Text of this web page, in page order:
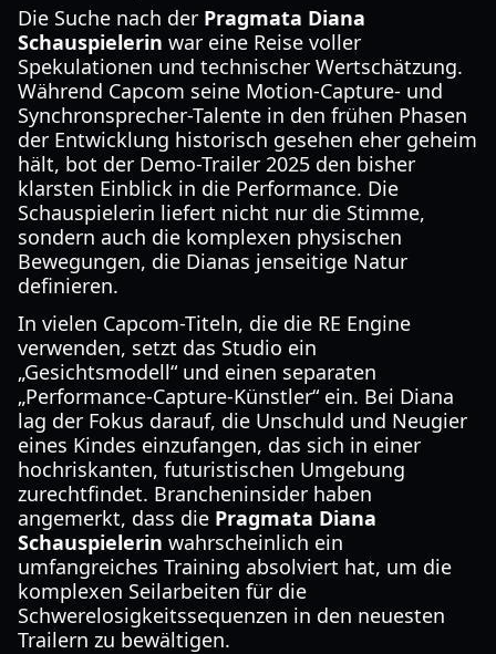
Die Suche nach der Pragmata Diana
Schauspielerin war eine Reise voller
Spekulationen und technischer Wertschätzung.
Während Capcom seine Motion-Capture- und
Synchronsprecher-Talente in den frühen Phasen
der Entwicklung historisch gesehen eher geheim
hält, bot der Demo-Trailer 2025 den bisher
klarsten Einblick in die Performance. Die
Schauspielerin liefert nicht nur die Stimme,
sondern auch die komplexen physischen
Bewegungen, die Dianas jenseitige Natur
definieren.
In vielen Capcom-Titeln, die die RE Engine
verwenden, setzt das Studio ein
„Gesichtsmodell“ und einen separaten
„Performance-Capture-Künstler“ ein. Bei Diana
lag der Fokus darauf, die Unschuld und Neugier
eines Kindes einzufangen, das sich in einer
hochriskanten, futuristischen Umgebung
zurechtfindet. Brancheninsider haben
angemerkt, dass die Pragmata Diana
Schauspielerin wahrscheinlich ein
umfangreiches Training absolviert hat, um die
komplexen Seilarbeiten für die
Schwerelosigkeitssequenzen in den neuesten
Trailern zu bewältigen.